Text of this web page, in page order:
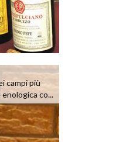
campi più
co...